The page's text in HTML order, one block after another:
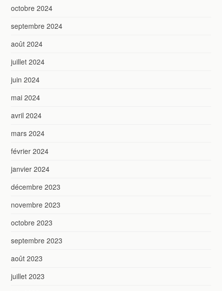
octobre 2024
septembre 2024
août 2024
juillet 2024
juin 2024
mai 2024
avril 2024
mars 2024
février 2024
janvier 2024
décembre 2023
novembre 2023
octobre 2023
septembre 2023
août 2023
juillet 2023